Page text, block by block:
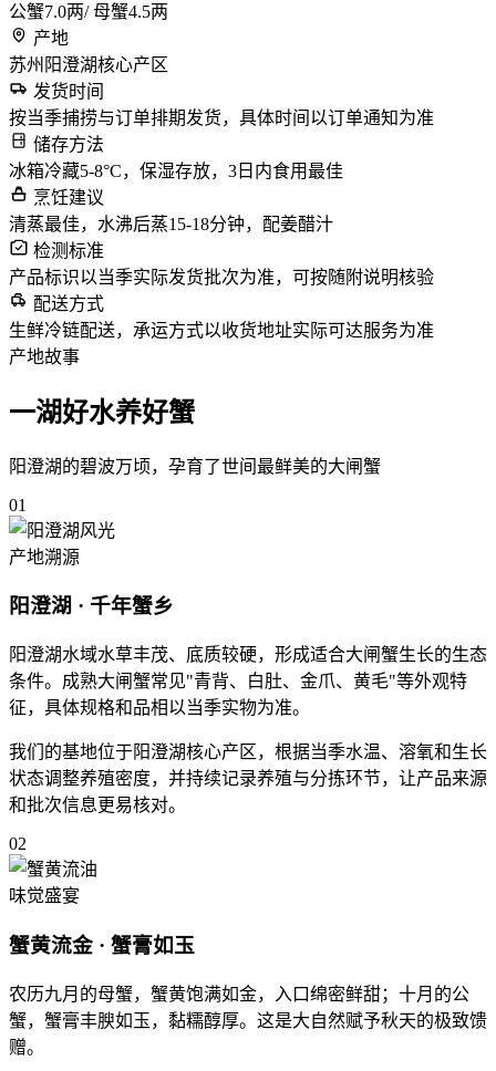
公蟹7.0两/ 母蟹4.5两
产地
苏州阳澄湖核心产区
发货时间
按当季捕捞与订单排期发货，具体时间以订单通知为准
储存方法
冰箱冷藏5-8°C，保湿存放，3日内食用最佳
烹饪建议
清蒸最佳，水沸后蒸15-18分钟，配姜醋汁
检测标准
产品标识以当季实际发货批次为准，可按随附说明核验
配送方式
生鲜冷链配送，承运方式以收货地址实际可达服务为准
产地故事
一湖好水养好蟹
阳澄湖的碧波万顷，孕育了世间最鲜美的大闸蟹
01
产地溯源
阳澄湖 · 千年蟹乡
阳澄湖水域水草丰茂、底质较硬，形成适合大闸蟹生长的生态
条件。成熟大闸蟹常见"青背、白肚、金爪、黄毛"等外观特
征，具体规格和品相以当季实物为准。
我们的基地位于阳澄湖核心产区，根据当季水温、溶氧和生长
状态调整养殖密度，并持续记录养殖与分拣环节，让产品来源
和批次信息更易核对。
02
味觉盛宴
蟹黄流金 · 蟹膏如玉
农历九月的母蟹，蟹黄饱满如金，入口绵密鲜甜；十月的公
蟹， 蟹膏丰腴如玉，黏糯醇厚。这是大自然赋予秋天的极致馈
赠。